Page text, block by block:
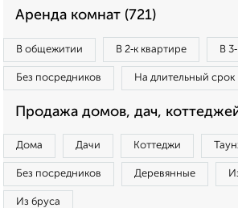
Аренда комнат (721)
В общежитии В 2‑к квартире В
Без посредников На длительный срок
Продажа домов, дач,
Дома Дачи Коттеджи
Без посредников Деревянные
Из бруса